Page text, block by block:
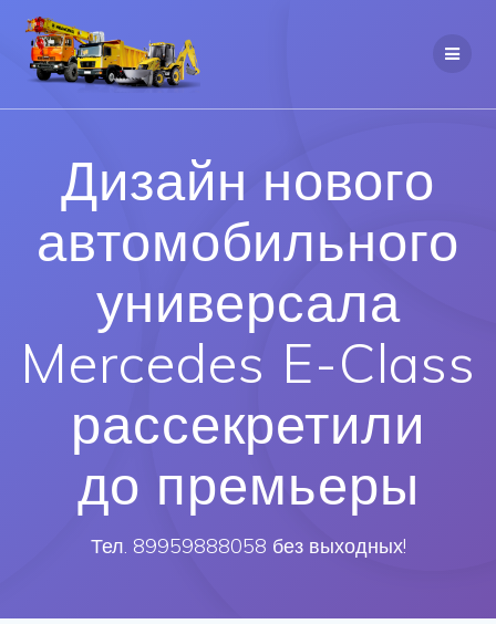
Дизайн нового
автомобильного
универсала
Mercedes E-Class
рассекретили
до премьеры
Тел. 89959888058 без выходных!